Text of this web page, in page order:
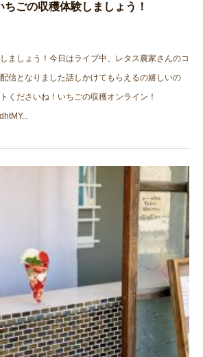
ちごの収穫体験しましょう！
ましょう！今日はライブ中、レタス農家さんのコ
信となりました話しかけてもらえるの嬉しいの
くださいね！いちごの収穫オンライン！